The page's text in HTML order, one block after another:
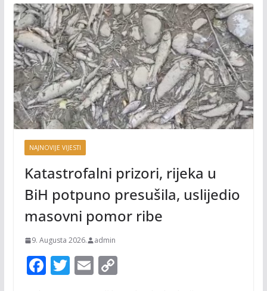
NAJNOVIJE VIJESTI
Katastrofalni prizori, rijeka u
BiH potpuno presušila, uslijedio
masovni pomor ribe
9. Augusta 2026. admin
F T E
m
C